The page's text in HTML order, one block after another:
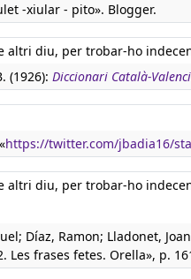
-xiular - pito». Blogger.
altri diu, per trobar-ho
(1926): Diccionari Català-
https://twitter.com/jbadia16/
altri diu, per trobar-ho
Díaz, Ramon; Lladonet,
Les frases fetes. Orella», p.